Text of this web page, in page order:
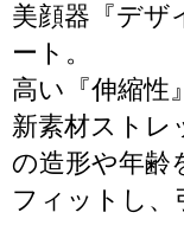
美顔器『デザ
ート。
高い『伸縮性
新素材ストレ
の造形や年齢
フィットし、